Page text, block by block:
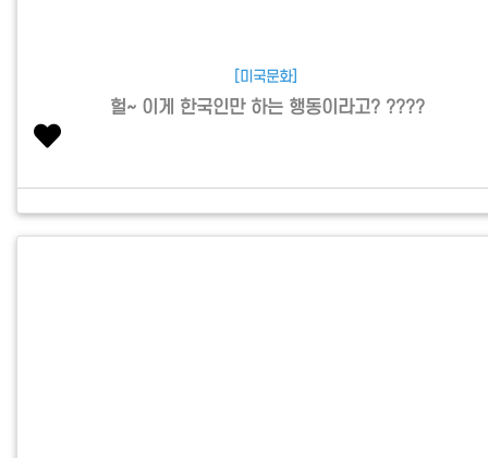
[미국문화]
헐~ 이게 한국인만 하는 행동이라고? ????